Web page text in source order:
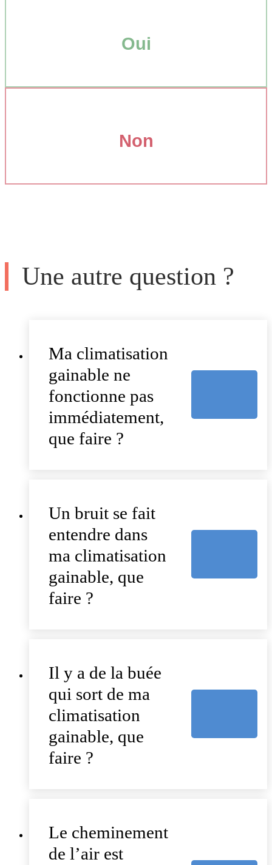
Oui
Non
Une autre question ?
Ma climatisation
gainable ne
fonctionne pas
immédiatement,
que faire ?
Un bruit se fait
entendre dans
ma climatisation
gainable, que
faire ?
Il y a de la buée
qui sort de ma
climatisation
gainable, que
faire ?
Le cheminement
de l’air est